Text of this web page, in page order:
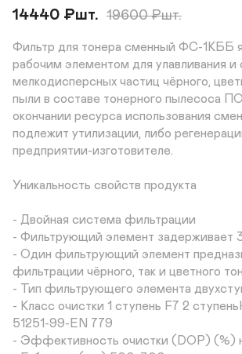
14440 ₽шт. 19600₽шт.
Фильтр для тонера сменный ФС-1КББ
рабочим элементом для улавливания и
мелкодисперсных частиц чёрного,
пыли в составе тонерного пылесоса
окончании ресурса использования
подлежит утилизации, либо
предприятии-изготовителе.
Уникальность свойств продукта
- Двойная система фильтрации
- Фильтрующий элемент задерживает
- Один фильтрующий элемент
фильтрации чёрного, так и цветного
- Тип фильтрующего элемента
- Класс очистки 1 ступень F7 2
51251-99-EN 779
- Эффективность очистки (DOP) (%)